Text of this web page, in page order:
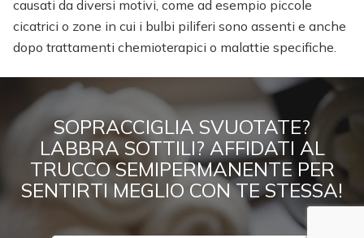
causati da diversi motivi, come ad esempio piccole
cicatrici o zone in cui i bulbi piliferi sono assenti e anche
dopo trattamenti chemioterapici o malattie specifiche.
SOPRACCIGLIA SVUOTATE?
LABBRA SOTTILI? AFFIDATI AL
TRUCCO SEMIPERMANENTE PER
SENTIRTI MEGLIO CON TE STESSA!